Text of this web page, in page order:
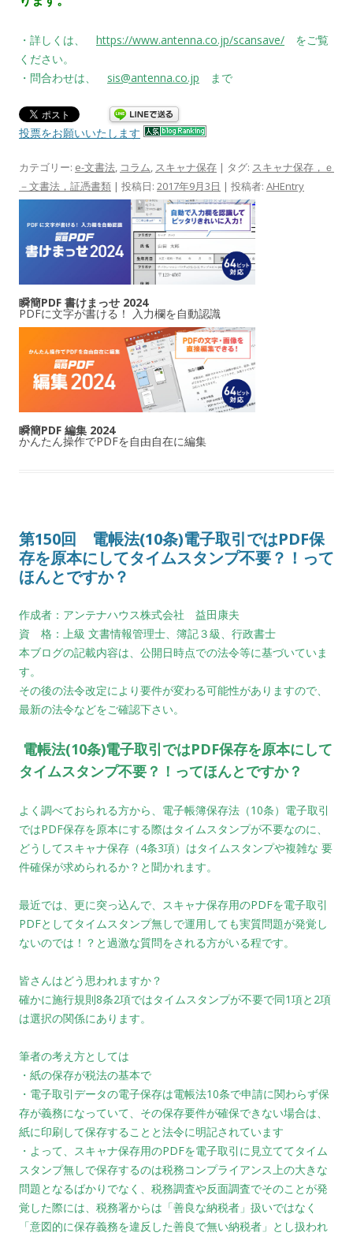
・詳しくは、 https://www.antenna.co.jp/scansave/ をご覧
ください。
・問合わせは、 sis@antenna.co.jp まで
投票をお願いいたします
カテゴリー: e-文書法, コラム, スキャナ保存 | タグ: スキャナ保存，ｅ
－文書法，証憑書類 | 投稿日: 2017年9月3日 | 投稿者: AHEntry
瞬簡PDF 書けまっせ 2024
PDFに文字が書ける！ 入力欄を自動認識
瞬簡PDF 編集 2024
かんたん操作でPDFを自由自在に編集
第150回 電帳法(10条)電子取引ではPDF保
存を原本にしてタイムスタンプ不要？！って
ほんとですか？
作成者：アンテナハウス株式会社 益田康夫
資 格：上級 文書情報管理士、簿記３級、行政書士
本ブログの記載内容は、公開日時点での法令等に基づいていま
す。
その後の法令改定により要件が変わる可能性がありますので、
最新の法令などをご確認下さい。
電帳法(10条)電子取引ではPDF保存を原本にして
タイムスタンプ不要？！ってほんとですか？
よく調べておられる方から、電子帳簿保存法（10条）電子取引
ではPDF保存を原本にする際はタイムスタンプが不要なのに、
どうしてスキャナ保存（4条3項）はタイムスタンプや複雑な 要
件確保が求められるか？と聞かれます。
最近では、更に突っ込んで、スキャナ保存用のPDFを電子取引
PDFとしてタイムスタンプ無しで運用しても実質問題が発覚し
ないのでは！？と過激な質問をされる方がいる程です。
皆さんはどう思われますか？
確かに施行規則8条2項ではタイムスタンプが不要で同1項と2項
は選択の関係にあります。
筆者の考え方としては
・紙の保存が税法の基本で
・電子取引データの電子保存は電帳法10条で申請に関わらず保
存が義務になっていて、その保存要件が確保できない場合は、
紙に印刷して保存することと法令に明記されています
・よって、スキャナ保存用のPDFを電子取引に見立ててタイム
スタンプ無しで保存するのは税務コンプライアンス上の大きな
問題となるばかりでなく、税務調査や反面調査でそのこ とが発
覚した際には、税務署からは「善良な納税者」扱いではなく
「意図的に保存義務を違反した善良で無い納税者」とし扱われ